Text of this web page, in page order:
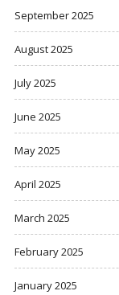
September 2025
August 2025
July 2025
June 2025
May 2025
April 2025
March 2025
February 2025
January 2025